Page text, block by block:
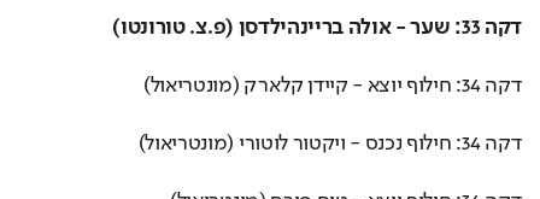
דקה 33: שער - אולה בריינהילדסן (פ.צ. טורונטו)
דקה 34: חילוף יוצא - קיידן קלארק (מונטריאול)
דקה 34: חילוף נכנס - ויקטור לוטורי (מונטריאול)